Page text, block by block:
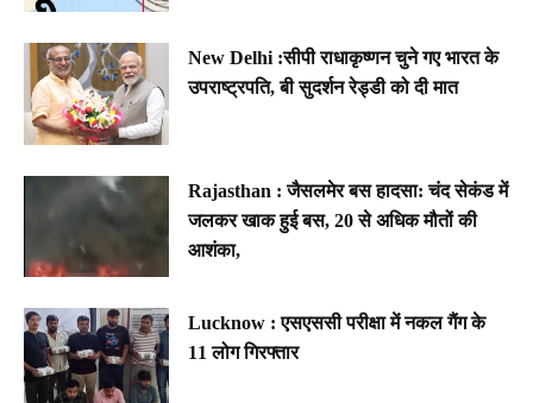
New Delhi :सीपी राधाकृष्णन चुने गए भारत के
उपराष्ट्रपति, बी सुदर्शन रेड्डी को दी मात
Rajasthan : जैसलमेर बस हादसा: चंद सेकंड में
जलकर खाक हुई बस, 20 से अधिक मौतों की
आशंका,
Lucknow : एसएससी परीक्षा में नकल गैंग के
11 लोग गिरफ्तार